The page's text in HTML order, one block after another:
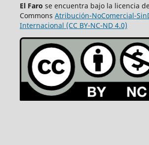
El Faro se encuentra bajo la licencia
Commons Atribución-NoComercial-
Internacional (CC BY-NC-ND 4.0)